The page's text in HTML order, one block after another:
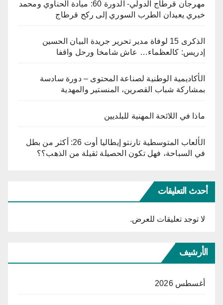
مهرجان قرطاج الدولي- الدورة 60: ميادة الحناوي ومحمد
خيري يعيدان الطرب السوري إلى ركح قرطاج
الذكرى 15 لوفاة مدير تحرير جريدة البيان الحسين
إدريس: كالعظماء… عاش شامخا ورحل واقفا
الأكاديمية الوطنية لصناعة المحتوى – دورة سادسة
بمشاركة شباب القصرين، المنستير والمهدية
ماذا في اللائحة المهنية للبلديين
الألعاب المتوسطية تارنتو إيطاليا أوت 26: أكثر من بطل
في السباحة، فهل تكون الحصيلة ثقيلة من الذهب؟؟
أحدث التعليقات
لا توجد تعليقات للعرض.
الأرشيف
أغسطس 2026